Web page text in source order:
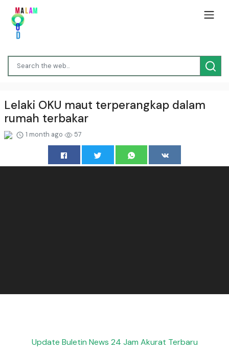
Lelaki OKU maut terperangkap dalam
rumah terbakar
1 month ago 57
Update Buletin News 24 Jam Akurat Terbaru